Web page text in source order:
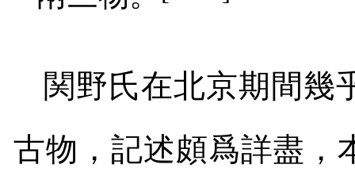
関野氏在北京期間幾
古物，記述頗爲詳盡，